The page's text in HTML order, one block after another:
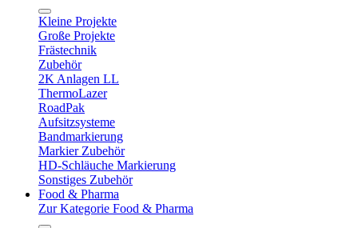
Kleine Projekte
Große Projekte
Frästechnik
Zubehör
2K Anlagen LL
ThermoLazer
RoadPak
Aufsitzsysteme
Bandmarkierung
Markier Zubehör
HD-Schläuche Markierung
Sonstiges Zubehör
Food & Pharma
Zur Kategorie Food & Pharma